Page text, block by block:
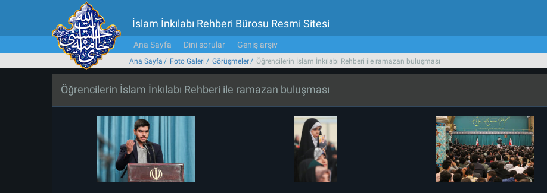
İslam İnkılabı Rehberi Bürosu Resmi Sitesi
Ana Sayfa Dini sorular Geniş arşiv
Ana Sayfa Foto Galeri Görüşmeler Öğrencilerin İslam İnkılabı Rehberi ile ramazan buluşması
Öğrencilerin İslam İnkılabı Rehberi ile ramazan buluşması